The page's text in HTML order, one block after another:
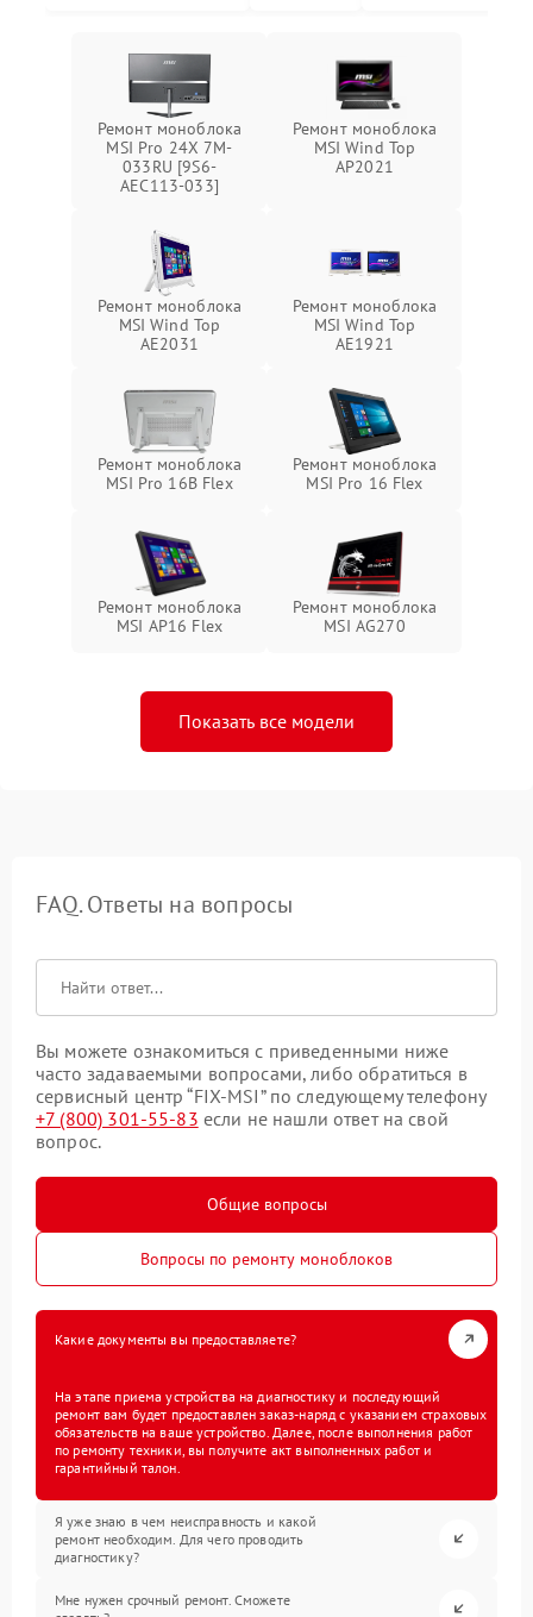
Ремонт моноблока
MSI Pro 24X 7M-
033RU [9S6-
AEC113-033]
Ремонт моноблока
MSI Wind Top
AP2021
Ремонт моноблока
MSI Wind Top
AE2031
Ремонт моноблока
MSI Wind Top
AE1921
Ремонт моноблока
MSI Pro 16B Flex
Ремонт моноблока
MSI Pro 16 Flex
Ремонт моноблока
MSI AP16 Flex
Ремонт моноблока
MSI AG270
Показать все модели
FAQ. Ответы на вопросы
Вы можете ознакомиться с приведенными ниже
часто задаваемыми вопросами, либо обратиться в
сервисный центр “FIX-MSI” по следующему телефону
+7 (800) 301-55-83 если не нашли ответ на свой
вопрос.
Общие вопросы
Вопросы по ремонту моноблоков
Какие документы вы предоставляете?
На этапе приема устройства на диагностику и последующий
ремонт вам будет предоставлен заказ-наряд с указанием страховых
обязательств на ваше устройство. Далее, после выполнения работ
по ремонту техники, вы получите акт выполненных работ и
гарантийный талон.
Я уже знаю в чем неисправность и какой
ремонт необходим. Для чего проводить
диагностику?
Мне нужен срочный ремонт. Сможете